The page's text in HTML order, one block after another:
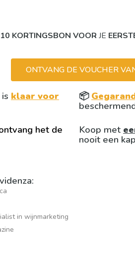
KORTINGSBON VOOR JE
ONTVANG DE VOUCHER
klaar voor
het de
📦
Koop met
nooit een
in wijnmarketing